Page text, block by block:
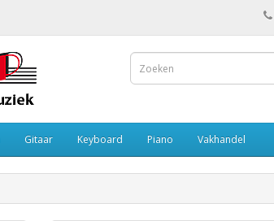
Gitaar Keyboard Piano Vakhandel